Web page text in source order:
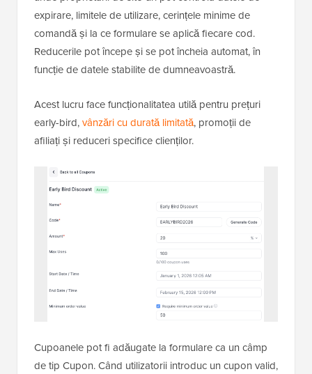
expirare, limitele de utilizare, cerințele minime de
comandă și la ce formulare se aplică fiecare cod.
Reducerile pot începe și se pot încheia automat, în
funcție de datele stabilite de dumneavoastră.
Acest lucru face funcționalitatea utilă pentru prețuri
early-bird,vânzări cu durată limitată, promoții de
afiliați și reduceri specifice clienților.
Cupoanele pot fi adăugate la formulare ca un câmp
de tip Cupon. Când utilizatorii introduc un cupon valid,